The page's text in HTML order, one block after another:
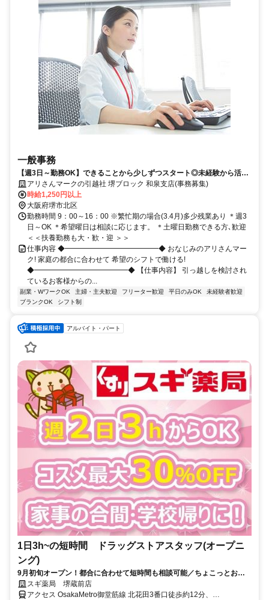
一般事務
【週3日～勤務OK】できることから少しずつスタート◎未経験から活躍
中のスタッフ多数在籍 職場復帰も事務デビューもウチで決まり
アリさんマークの引越社 堺ブロック 和泉支店(事務募集)
時給1,250円以上
大阪府堺市北区
勤務時間 9：00～16：00 ※繁忙期の場合(3.4月)多少残業あり ＊週3
日～OK ＊希望曜日は相談に応じます。 ＊土曜日勤務できる方､歓迎
＜＜扶養勤務も大・歓・迎 ＞＞
仕事内容 ◆━━━━━━━━━━━━━◆ おなじみのアリさんマー
ク! 家庭の都合に合わせて 希望のシフトで働ける!
◆━━━━━━━━━━━━━◆ 【仕事内容】 引っ越しを検討され
ているお客様からの...
副業・WワークOK 主婦・主夫歓迎 フリーター歓迎 平日のみOK
未経験者歓迎
ブランクOK
シフト制
アルバイト・パート
1日3h~の短時間 ドラッグストアスタッフ(オープニ
ング)
9月初旬オープン！都合に合わせて短時間も相談可能／ちょこっとお小
遣い稼ぎに
スギ薬局 堺蔵前店
アクセス OsakaMetro御堂筋線 北花田3番口徒歩約12分、